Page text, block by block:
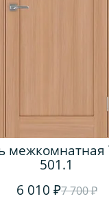
межкомнатная
501.1
6 010 ₽7 700 ₽